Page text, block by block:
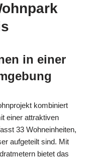
in einer
kombiniert
einer attraktiven
33 Wohneinheiten,
aufgeteilt sind. Mit
bietet das